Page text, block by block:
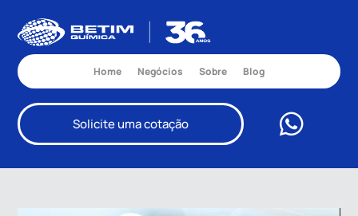
Home Negócios Sobre Blog
Solicite uma cotação